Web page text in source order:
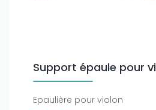
Support épaule pour
Epaulière pour violon